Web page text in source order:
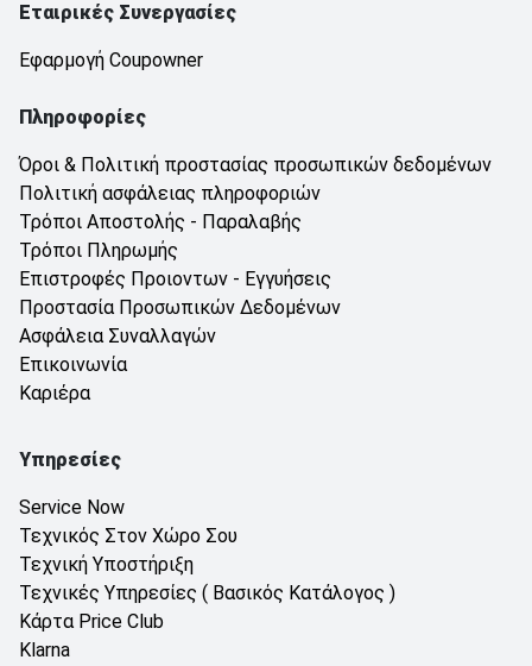
Εταιρικές Συνεργασίες
Εφαρμογή Coupowner
Πληροφορίες
Όροι & Πολιτική προστασίας προσωπικών δεδομένων
Πολιτική ασφάλειας πληροφοριών
Τρόποι Αποστολής - Παραλαβής
Τρόποι Πληρωμής
Επιστροφές Προιοντων - Εγγυήσεις
Προστασία Προσωπικών Δεδομένων
Ασφάλεια Συναλλαγών
Επικοινωνία
Καριέρα
Υπηρεσίες
Service Now
Τεχνικός Στον Χώρο Σου
Τεχνική Υποστήριξη
Τεχνικές Υπηρεσίες ( Βασικός Κατάλογος )
Κάρτα Price Club
Klarna